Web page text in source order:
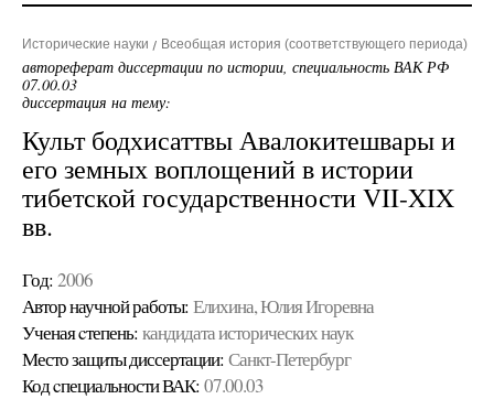
Исторические науки Всеобщая история (соответствующего периода)
автореферат диссертации по истории, специальность ВАК РФ
07.00.03
диссертация на тему:
Культ бодхисаттвы Авалокитешвары и
его земных воплощений в истории
тибетской государственности VII-XIX
вв.
Год: 2006
Автор научной работы: Елихина, Юлия Игоревна
Ученая cтепень: кандидата исторических наук
Место защиты диссертации: Санкт-Петербург
Код cпециальности ВАК: 07.00.03